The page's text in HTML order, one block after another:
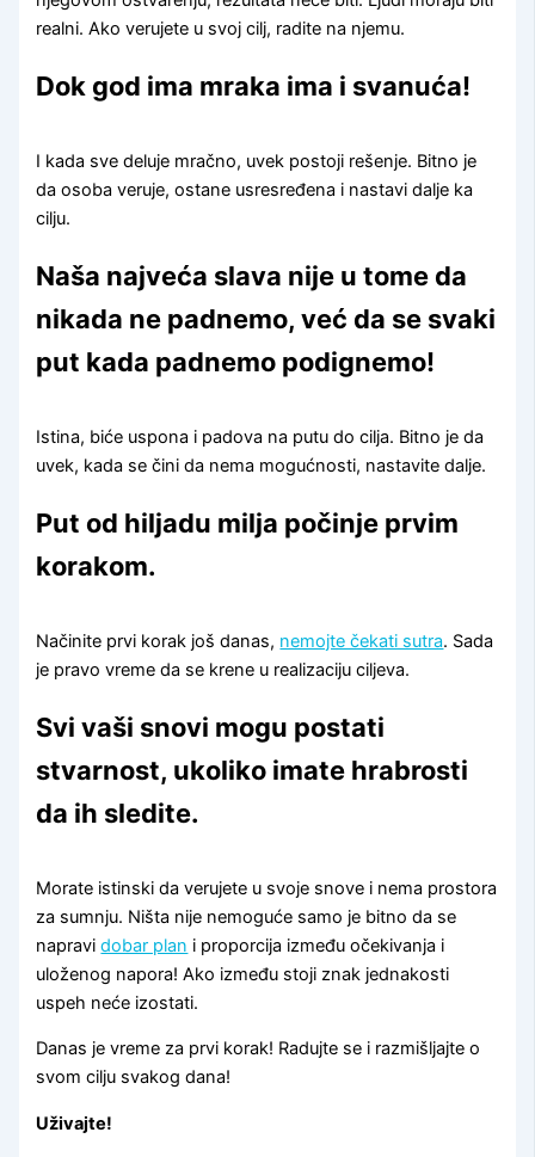
realni. Ako verujete u svoj cilj, radite na njemu.
Dok god ima mraka ima i svanuća!
I kada sve deluje mračno, uvek postoji rešenje. Bitno je
da osoba veruje, ostane usresređena i nastavi dalje ka
cilju.
Naša najveća slava nije u tome da
nikada ne padnemo, već da se svaki
put kada padnemo podignemo!
Istina, biće uspona i padova na putu do cilja. Bitno je da
uvek, kada se čini da nema mogućnosti, nastavite dalje.
Put od hiljadu milja počinje prvim
korakom.
Načinite prvi korak još danas, nemojte čekati sutra. Sada
je pravo vreme da se krene u realizaciju ciljeva.
Svi vaši snovi mogu postati
stvarnost, ukoliko imate hrabrosti
da ih sledite.
Morate istinski da verujete u svoje snove i nema prostora
za sumnju. Ništa nije nemoguće samo je bitno da se
napravidobar plan i proporcija između očekivanja i
uloženog napora! Ako između stoji znak jednakosti
uspeh neće izostati.
Danas je vreme za prvi korak! Radujte se i razmišljajte o
svom cilju svakog dana!
Uživajte!